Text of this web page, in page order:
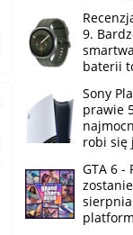
9.
baterii
Sony
prawie
robi się
GTA 6 -